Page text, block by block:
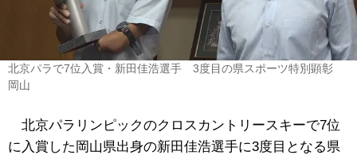
北京パラで7位入賞・新田佳浩選手 3度目の県スポーツ特別顕彰
岡山
北京パラリンピックのクロスカントリースキーで7位
に入賞した岡山県出身の新田佳浩選手に3度目となる県